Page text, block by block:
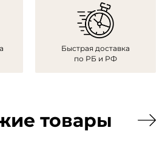
Быстрая доставка
по РБ и РФ
товары